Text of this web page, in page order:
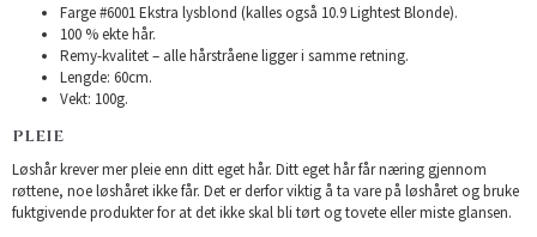
Farge #6001 Ekstra lysblond (kalles også 10.9 Lightest Blonde).
100 % ekte hår.
Remy-kvalitet – alle hårstråene ligger i samme retning.
Lengde: 60cm.
Vekt: 100g.
PLEIE
Løshår krever mer pleie enn ditt eget hår. Ditt eget hår får næring gjennom
røttene, noe løshåret ikke får. Det er derfor viktig å ta vare på løshåret og bruke
fuktgivende produkter for at det ikke skal bli tørt og tovete eller miste glansen.